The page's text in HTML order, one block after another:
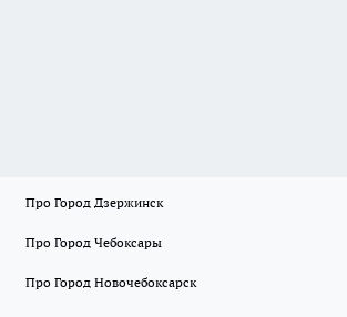
Про Город Дзержинск
Про Город Чебоксары
Про Город Новочебоксарск